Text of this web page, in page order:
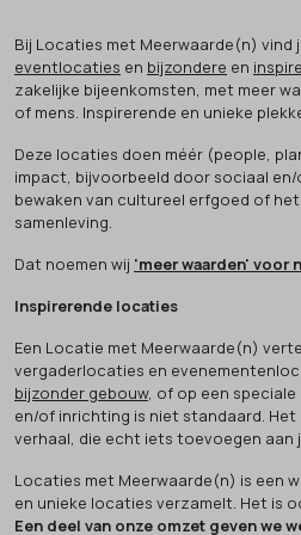
Bij Locaties met Meerwaarde(n) vind
eventlocaties en bijzondere en
zakelijke bijeenkomsten, met meer
of mens. Inspirerende en unieke
Deze locaties doen méér (people,
impact, bijvoorbeeld door sociaal
bewaken van cultureel erfgoed of
samenleving.
Dat noemen wij 'meer waarden' voor
Inspirerende locaties
Een Locatie met Meerwaarde(n)
vergaderlocaties en
bijzonder gebouw, of op een
en/of inrichting is niet standaard. Het
verhaal, die echt iets toevoegen aan
Locaties met Meerwaarde(n) is een
en unieke locaties verzamelt. Het is
Een deel van onze omzet geven we